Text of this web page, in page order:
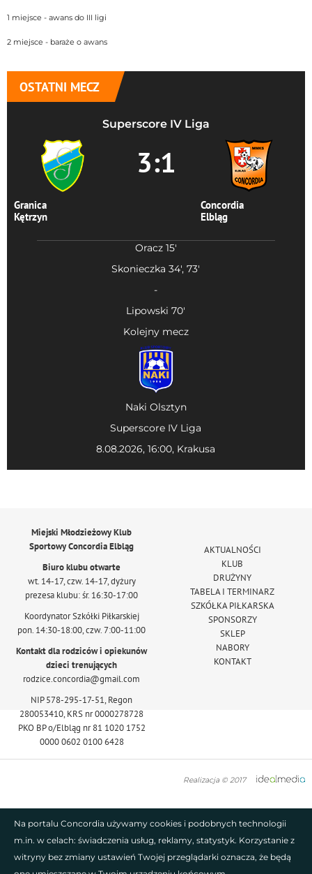
1 miejsce - awans do III ligi
2 miejsce - baraże o awans
OSTATNI MECZ
Superscore IV Liga
Granica
Kętrzyn
3:1
Concordia
Elbląg
Oracz 15'
Skonieczka 34', 73'
-
Lipowski 70'
Kolejny mecz
Naki Olsztyn
Superscore IV Liga
8.08.2026, 16:00, Krakusa
Miejski Młodzieżowy Klub
Sportowy Concordia Elbląg
Biuro klubu otwarte
wt. 14-17, czw. 14-17, dyżury
prezesa klubu: śr. 16:30-17:00
Koordynator Szkółki Piłkarskiej
pon. 14:30-18:00, czw. 7:00-11:00
Kontakt dla rodziców i opiekunów
dzieci trenujących
rodzice.concordia@gmail.com
NIP 578-295-17-51, Regon
280053410, KRS nr 0000278728
PKO BP o/Elbląg nr 81 1020 1752
0000 0602 0100 6428
AKTUALNOŚCI
KLUB
DRUŻYNY
TABELA I TERMINARZ
SZKÓŁKA PIŁKARSKA
SPONSORZY
SKLEP
NABORY
KONTAKT
Realizacja © 2017
Na portalu Concordia używamy cookies i podobnych technologii
m.in. w celach: świadczenia usług, reklamy, statystyk. Korzystanie z
witryny bez zmiany ustawień Twojej przeglądarki oznacza, że będą